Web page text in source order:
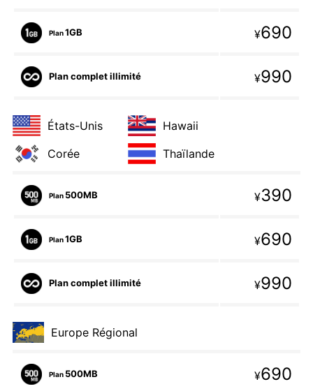
Plan1GB ¥690
Plan complet illimité ¥990
États-Unis
Hawaii
Corée
Thaïlande
Plan 500MB ¥390
Plan1GB ¥690
Plan complet illimité ¥990
Europe Régional
Plan 500MB ¥690